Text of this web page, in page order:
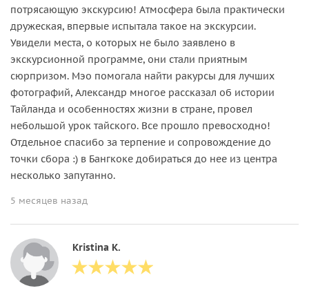
потрясающую экскурсию! Атмосфера была практически
дружеская, впервые испытала такое на экскурсии.
Увидели места, о которых не было заявлено в
экскурсионной программе, они стали приятным
сюрпризом. Мэо помогала найти ракурсы для лучших
фотографий, Александр многое рассказал об истории
Тайланда и особенностях жизни в стране, провел
небольшой урок тайского. Все прошло превосходно!
Отдельное спасибо за терпение и сопровождение до
точки сбора :) в Бангкоке добираться до нее из центра
несколько запутанно.
5 месяцев назад
Kristina K.